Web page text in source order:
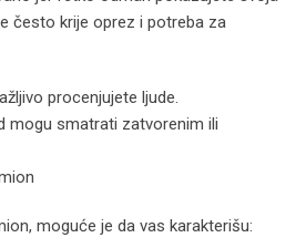
često krije oprez i potreba za
procenjujete ljude.
mogu smatrati zatvorenim ili
moguće je da vas karakterišu: